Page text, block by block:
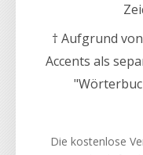
† Aufgrund
Accents als
Die kostenlose